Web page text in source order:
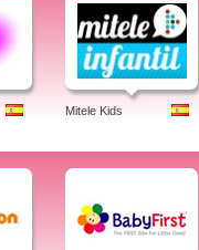
Mitele Kids